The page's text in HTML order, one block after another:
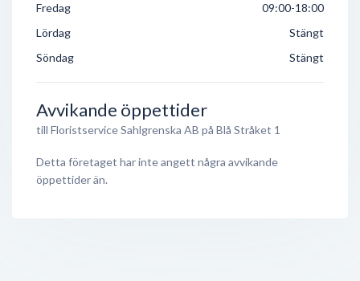
Fredag
09:00-18:00
Lördag
Stängt
Söndag
Stängt
Avvikande öppettider
till Floristservice Sahlgrenska AB på Blå Stråket 1
Detta företaget har inte angett några avvikande
öppettider än.